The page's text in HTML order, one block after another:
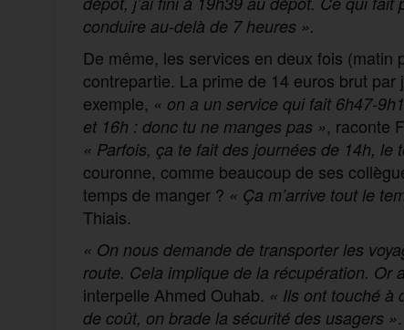
conduire au-delà de 7 heures ».
De même, les services en deux fois
contrepartie. La prime de 14 euros brut
exemple, « on a un service qui fait 6h47-
et 16h : donc tu ne manges pas », raconte
« Parfois, ça te fait des journées de 14h, le
couronne, comme beaucoup de ses
temps de manger ? « Ça m’arrive tout le
Thiais.
« On nous demande de transporter les
route. Cela implique de la récupération. Or
interpelle Ahmed Ouhab. « Ils ont touché à
de coût, on brade la sécurité des usagers ».